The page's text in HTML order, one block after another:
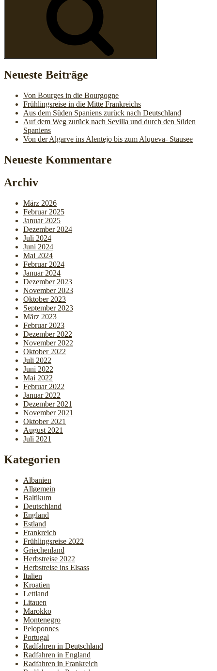
Neueste Beiträge
Von Bourges in die Bourgogne
Frühlingsreise in die Mitte Frankreichs
Aus dem Süden Spaniens zurück nach Deutschland
Auf dem Weg zurück nach Sevilla und durch den Süden
Spaniens
Von der Algarve ins Alentejo bis zum Alqueva- Stausee
Neueste Kommentare
Archiv
März 2026
Februar 2025
Januar 2025
Dezember 2024
Juli 2024
Juni 2024
Mai 2024
Februar 2024
Januar 2024
Dezember 2023
November 2023
Oktober 2023
September 2023
März 2023
Februar 2023
Dezember 2022
November 2022
Oktober 2022
Juli 2022
Juni 2022
Mai 2022
Februar 2022
Januar 2022
Dezember 2021
November 2021
Oktober 2021
August 2021
Juli 2021
Kategorien
Albanien
Allgemein
Baltikum
Deutschland
England
Estland
Frankreich
Frühlingsreise 2022
Griechenland
Herbstreise 2022
Herbstreise ins Elsass
Italien
Kroatien
Lettland
Litauen
Marokko
Montenegro
Peloponnes
Portugal
Radfahren in Deutschland
Radfahren in England
Radfahren in Frankreich